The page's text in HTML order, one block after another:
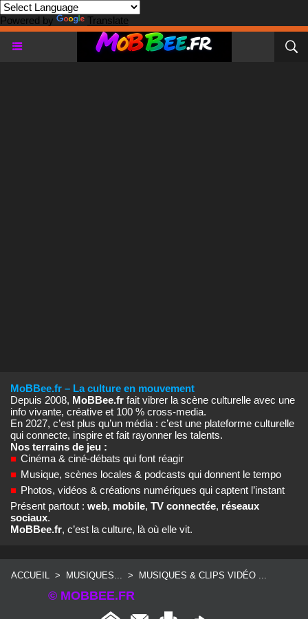
Powered by Translate
MoBBee.fr – La culture en mouvement
Depuis 2008, MoBBee.fr fait vibrer la scène culturelle avec une
info vivante, créative et 100 % cross‑media.
En 2027, c’est plus qu’un média : c’est une plateforme culturelle
qui connecte, inspire et fait rayonner les talents.
Nos terrains de jeu :
■ Cinéma & ciné‑débats qui font réagir
■ Musique, scènes locales & podcasts qui donnent le tempo
■ Photos, vidéos & créations numériques qui captent l’instant
Présent partout : web, mobile, TV connectée, réseaux
sociaux.
MoBBee.fr, c’est la culture, là où elle vit.
ACCUEIL > MUSIQUES... > MUSIQUES & CLIPS VIDÉO ...
© MOBBEE.FR